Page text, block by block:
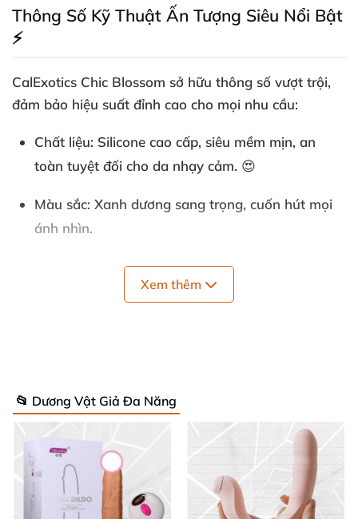
Thông Số Kỹ Thuật Ấn Tượng Siêu Nổi Bật
⚡
CalExotics Chic Blossom sở hữu thông số vượt trội,
đảm bảo hiệu suất đỉnh cao cho mọi nhu cầu:
Chất liệu: Silicone cao cấp, siêu mềm mịn, an
toàn tuyệt đối cho da nhạy cảm. 😍
Màu sắc: Xanh dương sang trọng, cuốn hút mọi
ánh nhìn.
Chiều dài tổng: 18.3 cm – kích thước lý tưởng,
phù hợp hoàn hảo.
cảm tối đa.
Phần kích thích clitoral
: Dài 6 cm, đường kính 2.8
cm – công nghệ dao động xoay hai bên độc
quyền! 🔄
Xem thêm
📂 Dương Vật Giả Đa Năng